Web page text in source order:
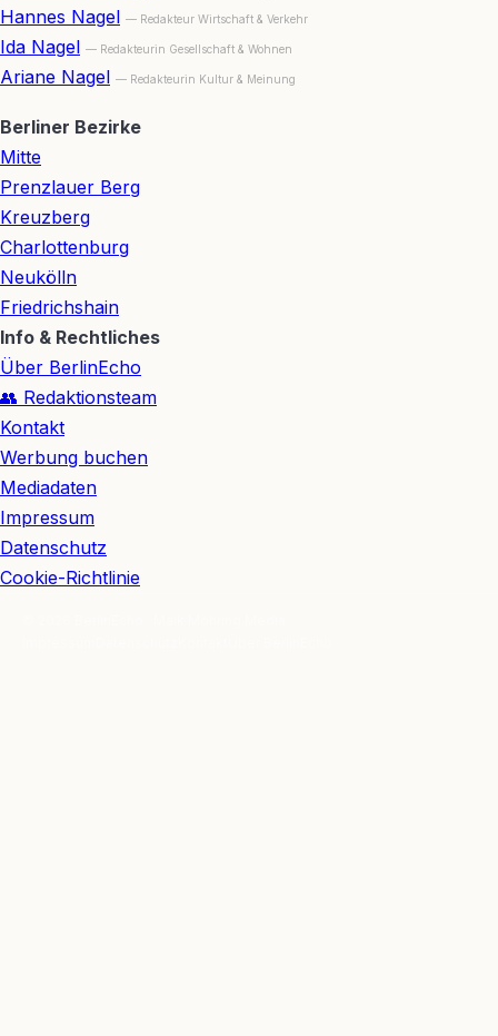
Hannes Nagel — Redakteur Wirtschaft & Verkehr
Ida Nagel — Redakteurin Gesellschaft & Wohnen
Ariane Nagel — Redakteurin Kultur & Meinung
Berliner Bezirke
Mitte
Prenzlauer Berg
Kreuzberg
Charlottenburg
Neukölln
Friedrichshain
Info & Rechtliches
Über BerlinEcho
👥 Redaktionsteam
Kontakt
Werbung buchen
Mediadaten
Impressum
Datenschutz
Cookie-Richtlinie